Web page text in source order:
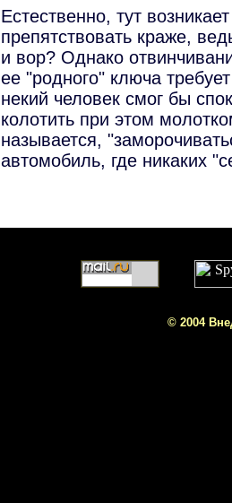
Естественно, тут
препятствовать краже,
и вор? Однако
ее "родного" ключа
некий человек смог бы
колотить при этом
называется,
автомобиль, где никаких
© 2004